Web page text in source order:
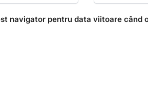
navigator pentru data viitoare când